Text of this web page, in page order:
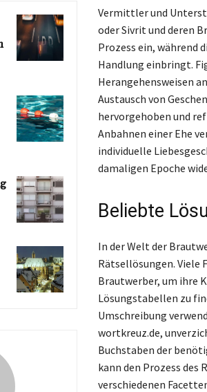
Vermittler und
oder Sivrit und deren
Prozess ein, während
Handlung einbringt.
Herangehensweisen
Austausch von
hervorgehoben und
Anbahnen einer Ehe
individuelle
damaligen Epoche
Beliebte
In der Welt der
Rätsellösungen. Viele
Brautwerber, um ihre
Lösungstabellen zu
Umschreibung
wortkreuz.de,
Buchstaben der
kann den Prozess des
verschiedenen